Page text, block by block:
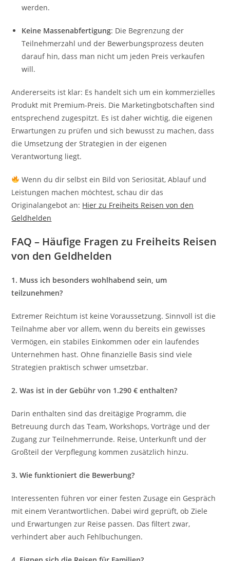
werden.
Keine Massenabfertigung: Die Begrenzung der
Teilnehmerzahl und der Bewerbungsprozess deuten
darauf hin, dass man nicht um jeden Preis verkaufen
will.
Andererseits ist klar: Es handelt sich um ein kommerzielles
Produkt mit Premium-Preis. Die Marketingbotschaften sind
entsprechend zugespitzt. Es ist daher wichtig, die eigenen
Erwartungen zu prüfen und sich bewusst zu machen, dass
die Umsetzung der Strategien in der eigenen
Verantwortung liegt.
Wenn du dir selbst ein Bild von Seriosität, Ablauf und
Leistungen machen möchtest, schau dir das
Originalangebot an: Hier zu Freiheits Reisen von den
Geldhelden
FAQ – Häufige Fragen zu Freiheits Reisen
von den Geldhelden
1. Muss ich besonders wohlhabend sein, um
teilzunehmen?
Extremer Reichtum ist keine Voraussetzung. Sinnvoll ist die
Teilnahme aber vor allem, wenn du bereits ein gewisses
Vermögen, ein stabiles Einkommen oder ein laufendes
Unternehmen hast. Ohne finanzielle Basis sind viele
Strategien praktisch schwer umsetzbar.
2. Was ist in der Gebühr von 1.290 € enthalten?
Darin enthalten sind das dreitägige Programm, die
Betreuung durch das Team, Workshops, Vorträge und der
Zugang zur Teilnehmerrunde. Reise, Unterkunft und der
Großteil der Verpflegung kommen zusätzlich hinzu.
3. Wie funktioniert die Bewerbung?
Interessenten führen vor einer festen Zusage ein Gespräch
mit einem Verantwortlichen. Dabei wird geprüft, ob Ziele
und Erwartungen zur Reise passen. Das filtert zwar,
verhindert aber auch Fehlbuchungen.